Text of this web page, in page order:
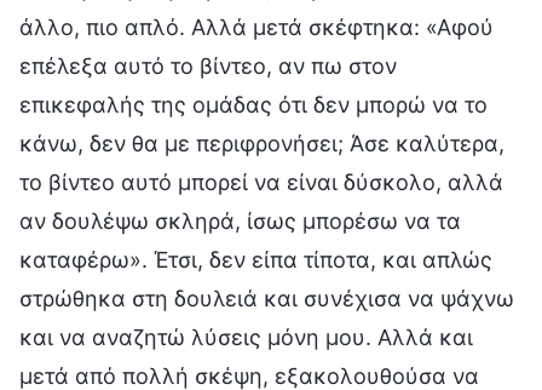
άλλο, πιο απλό. Αλλά μετά σκέφτηκα: «Αφού
επέλεξα αυτό το βίντεο, αν πω στον
επικεφαλής της ομάδας ότι δεν μπορώ να το
κάνω, δεν θα με περιφρονήσει; Άσε καλύτερα,
το βίντεο αυτό μπορεί να είναι δύσκολο, αλλά
αν δουλέψω σκληρά, ίσως μπορέσω να τα
καταφέρω». Έτσι, δεν είπα τίποτα, και απλώς
στρώθηκα στη δουλειά και συνέχισα να ψάχνω
και να αναζητώ λύσεις μόνη μου. Αλλά και
μετά από πολλή σκέψη, εξακολουθούσα να